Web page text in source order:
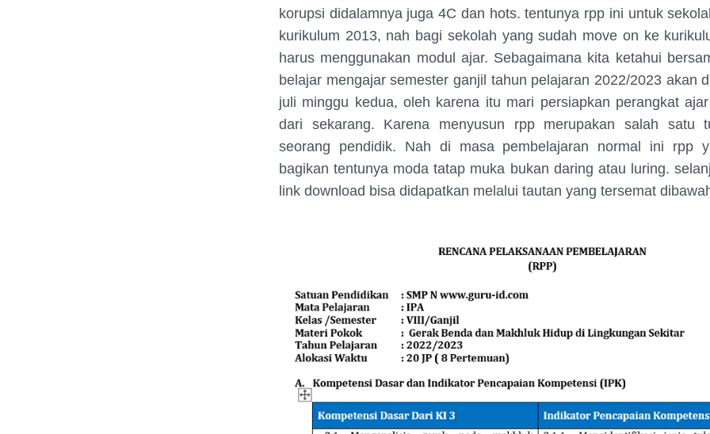
korupsi didalamnya juga 4C dan hots. tentunya rpp ini untuk
kurikulum 2013, nah bagi sekolah yang sudah move on ke
harus menggunakan modul ajar. Sebagaimana kita ketahui
belajar mengajar semester ganjil tahun pelajaran 2022/2023 akan
juli minggu kedua, oleh karena itu mari persiapkan perangkat
dari sekarang. Karena menyusun rpp merupakan salah satu
seorang pendidik. Nah di masa pembelajaran normal ini rpp
bagikan tentunya moda tatap muka bukan daring atau luring.
link download bisa didapatkan melalui tautan yang tersemat